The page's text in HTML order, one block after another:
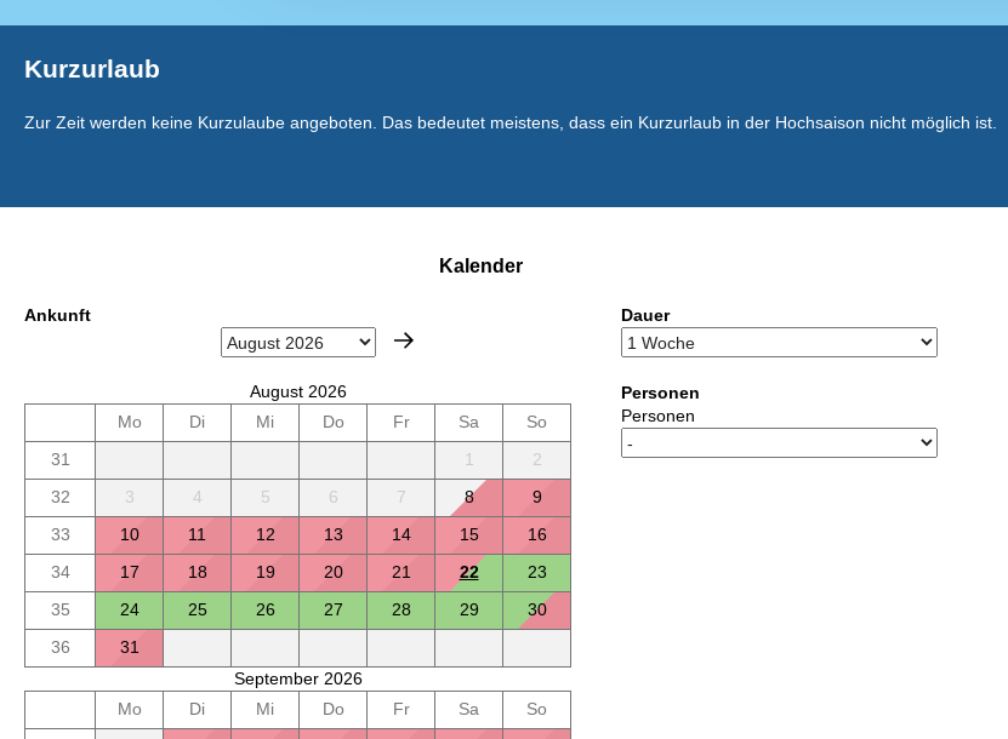
Kurzurlaub
Zur Zeit werden keine Kurzulaube angeboten. Das bedeutet meistens, dass ein Kurzurlaub in der Hochsaison nicht möglich ist.
Kalender
Ankunft
August 2026
Mo
Di Mi Do Fr Sa
So
31
1
2
32
3 4 5 6 7 8
9
33
10 11 12 13 14 15
16
34
17 18 19 20 21 22
23
35
24 25 26 27 28 29
30
36
31
September 2026
Mo
Di Mi Do Fr Sa
So
Dauer
Personen
Personen